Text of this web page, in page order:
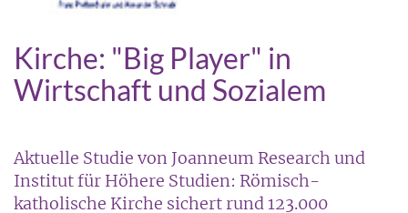
Kirche: "Big Player" in
Wirtschaft und Sozialem
Aktuelle Studie von Joanneum Research und
Institut für Höhere Studien: Römisch-
katholische Kirche sichert rund 123.000